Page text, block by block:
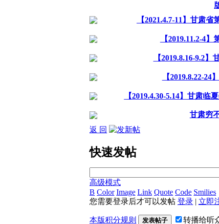
【2021.4.7-11】甘肃
【2019.11.2-4
【2019.8.16-9.2
【2019.8.22-
【2019.4.30-5.14】甘肃
甘肃穷
返 回
快速发帖
高级模式
B Color Image Link Quote Code Smilies
您需要登录后才可以发帖 登录 | 立即
本版积分规则 发表帖子 转播给听